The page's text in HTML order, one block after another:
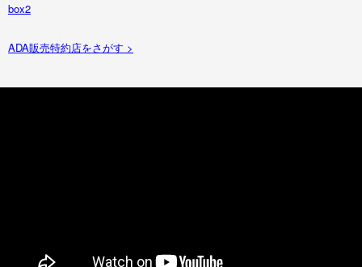
box2
ADA販売特約店をさがす >